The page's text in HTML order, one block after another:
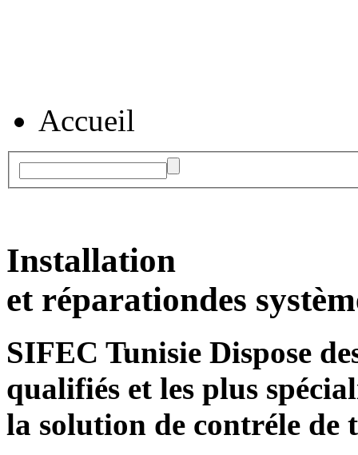
Accueil
Installation
et réparationdes
SIFEC Tunisie Dispose
qualifiés et les plus
la solution de contréle de